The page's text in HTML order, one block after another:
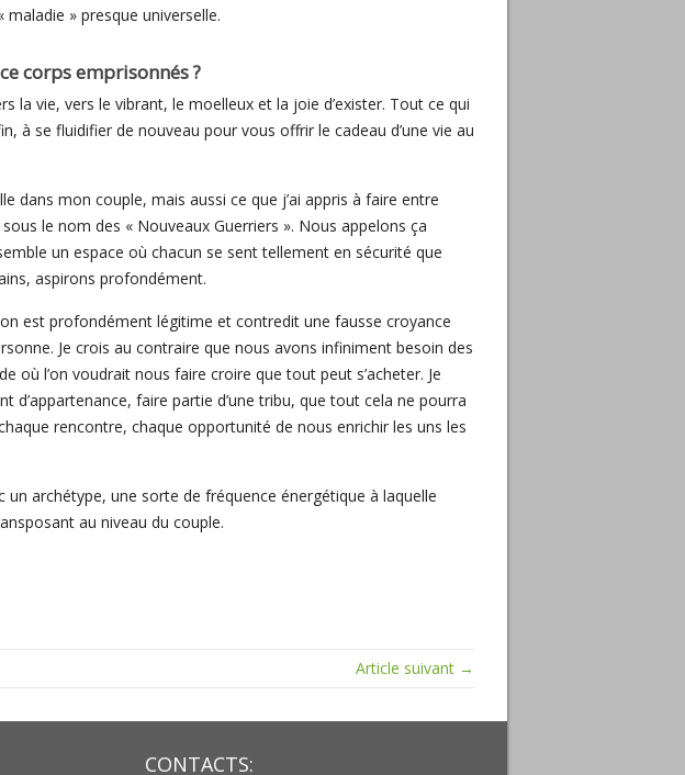
» presque universelle.
corps emprisonnés ?
la vie, vers le vibrant, le moelleux et la joie d’exister. Tout ce qui
à se fluidifier de nouveau pour vous offrir le cadeau d’une vie au
dans mon couple, mais aussi ce que j’ai appris à faire entre
le nom des « Nouveaux Guerriers ». Nous appelons ça
un espace où chacun se sent tellement en sécurité que
aspirons profondément.
est profondément légitime et contredit une fausse croyance
Je crois au contraire que nous avons infiniment besoin des
l’on voudrait nous faire croire que tout peut s’acheter. Je
d’appartenance, faire partie d’une tribu, que tout cela ne pourra
rencontre, chaque opportunité de nous enrichir les uns les
archétype, une sorte de fréquence énergétique à laquelle
au niveau du couple.
Article suivant →
CONTACTS: